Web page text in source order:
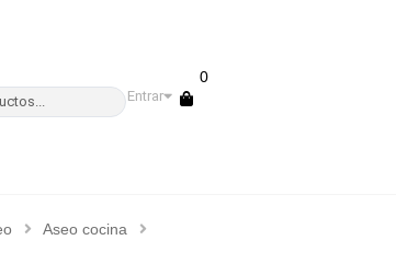
Entrar
0
Aseo cocina